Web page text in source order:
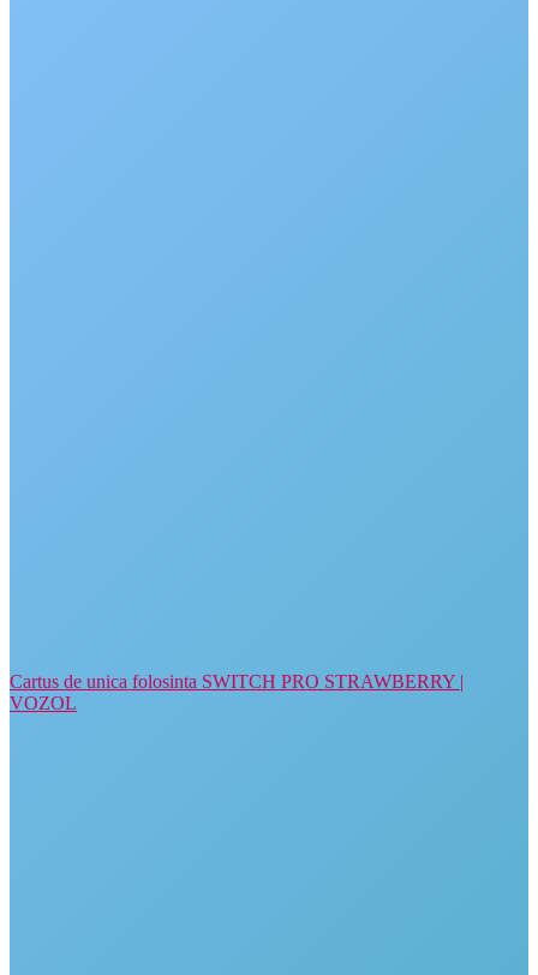
Cartus de unica folosinta SWITCH PRO STRAWBERRY |
VOZOL